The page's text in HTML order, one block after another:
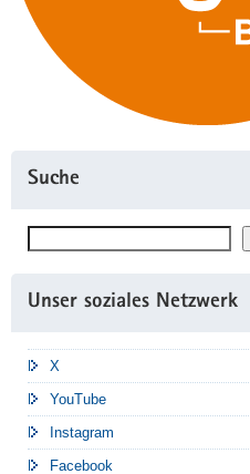
Suche
Unser soziales Netzwerk
X
YouTube
Instagram
Facebook